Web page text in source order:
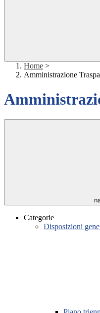
Home >
Amministrazione
Categorie
Disposizioni